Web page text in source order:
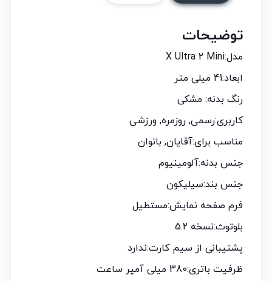
توضیحات
مدل:X Ultra 2 Mini
ابعاد:41 میلی متر
رنگ بدنه: مشکی
کاربری:رسمی, روزمره, ورزشی
مناسب برای:آقایان, بانوان
جنس بدنه:آلومینیوم
جنس بند:سیلیکون
فرم صفحه نمایش:مستطیل
بلوتوث:نسخه 5.2
پشتیبانی از سیم‌ کارت:ندارد
ظرفیت باتری:380 میلی آمپر ساعت